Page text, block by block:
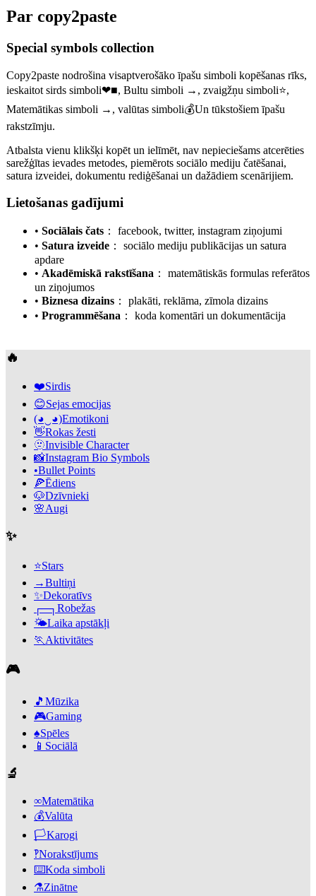
Par copy2paste
Special symbols collection
Copy2paste nodrošina visaptverošāko īpašu simboli kopēšanas rīks,
ieskaitot sirds simboli❤■, Bultu simboli →, zvaigžņu simboli⭐,
Matemātikas simboli →, valūtas simboli💰Un tūkstošiem īpašu
rakstzīmju.
Atbalsta vienu klikšķi kopēt un ielīmēt, nav nepieciešams atcerēties
sarežģītas ievades metodes, piemērots sociālo mediju čatēšanai,
satura izveidei, dokumentu rediģēšanai un dažādiem scenārijiem.
Lietošanas gadījumi
• Sociālais čats ：
facebook, twitter, instagram ziņojumi
• Satura izveide ：
sociālo mediju publikācijas un satura
apdare
• Akadēmiskā rakstīšana ：
matemātiskās formulas referātos
un ziņojumos
• Biznesa dizains ：
plakāti, reklāma, zīmola dizains
• Programmēšana ： koda komentāri un dokumentācija
🔥
❤️Sirdis
😊Sejas emocijas
(◕‿◕)Emotikoni
👋Rokas žesti
🫥Invisible Character
📸Instagram Bio Symbols
•Bullet Points
🍕Ēdiens
🐶Dzīvnieki
🌸Augi
✨
⭐Stars
→Bultiņi
✨Dekoratīvs
┌─┐ Robežas
🌤️Laika apstākļi
🏃 Aktivitātes
🎮
🎵 Mūzika
🎮Gaming
♠️Spēles
📱 Sociālā
🔬
∞Matemātika
💰Valūta
🏳️Karogi
‽Norakstījums
⌨️Koda simboli
⚗️Zinātne